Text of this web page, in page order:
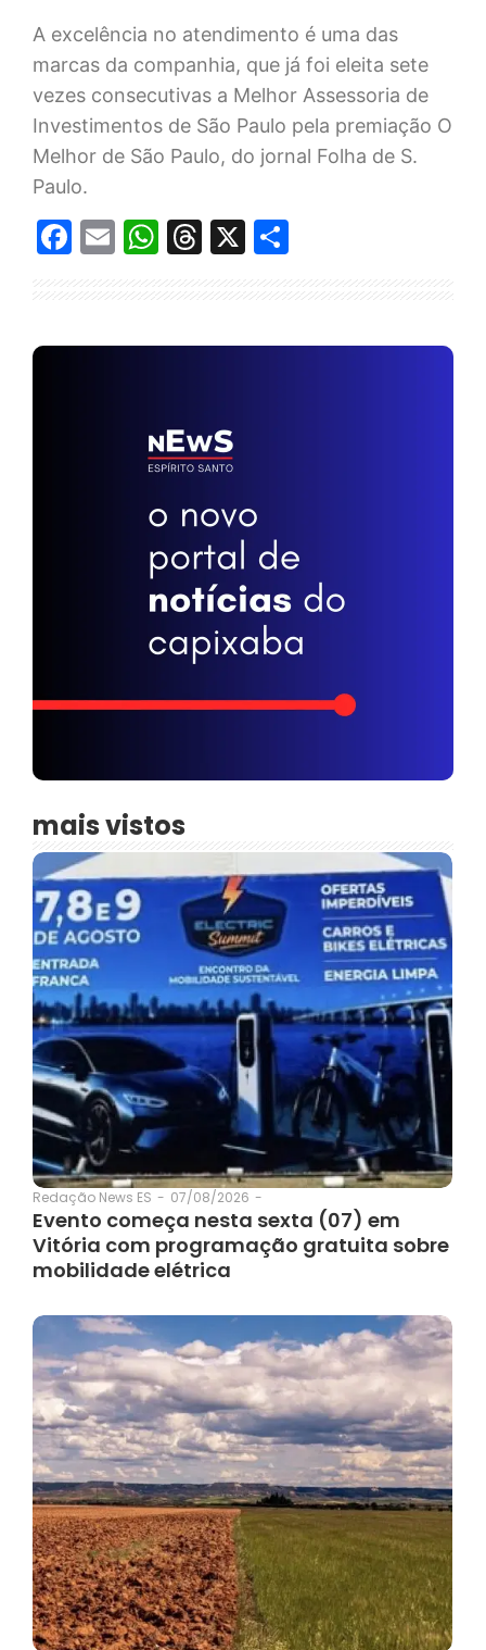
A excelência no atendimento é uma das
marcas da companhia, que já foi eleita sete
vezes consecutivas a Melhor Assessoria de
Investimentos de São Paulo pela premiação O
Melhor de São Paulo, do jornal Folha de S.
Paulo.
Facebook
EmailWhatsApp
Threads
X
mais vistos
Redação News ES - 07/08/2026 -
Evento começa nesta sexta (07) em
Vitória com programação gratuita sobre
mobilidade elétrica